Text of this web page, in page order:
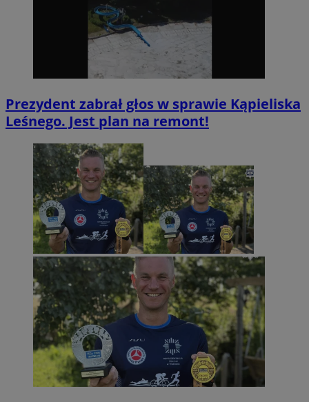
Prezydent zabrał głos w sprawie Kąpieliska
Leśnego. Jest plan na remont!